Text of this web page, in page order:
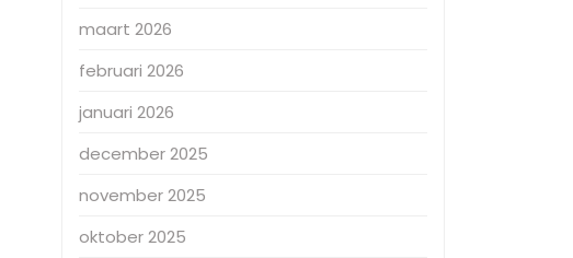
maart 2026
februari 2026
januari 2026
december 2025
november 2025
oktober 2025